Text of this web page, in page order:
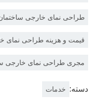
طراحی نمای خارجی ساختمان
قیمت و هزینه طراحی نمای
مجری طراحی نمای خارجی
دسته: خدمات